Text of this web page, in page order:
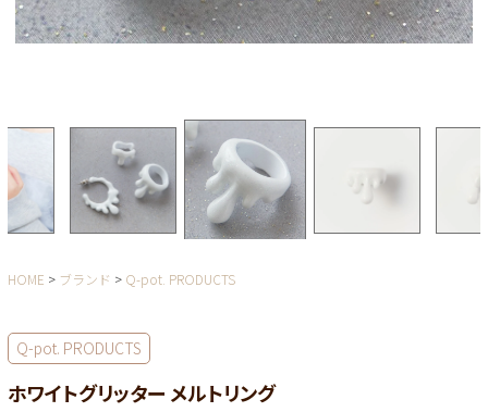
HOME ブランド Q-pot. PRODUCTS
Q-pot. PRODUCTS
ホワイトグリッター メルトリング